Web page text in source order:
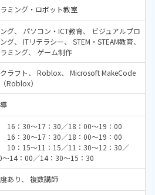
ミング・ロボット教室
グ パソコン・ICT教育
ビジュアルプロ
グ
ITリテラシー
STEM・STEAM教育
ミング
ゲーム制作
ラフト Roblox
Microsoft MakeCode
Roblox）
16：30～17：30／18：00～19：00
16：30～17：30／18：00～19：00
10：15〜11：15／11：30〜12：30／
～14：00／14：30～15：30
あり 複数講師